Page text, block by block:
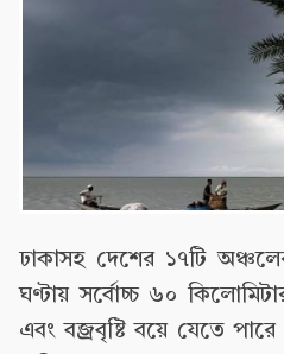
ঢাকাসহ দেশের ১৭টি
ঘণ্টায় সর্বোচ্চ ৬০
এবং বজ্রবৃষ্টি বয়ে যেতে